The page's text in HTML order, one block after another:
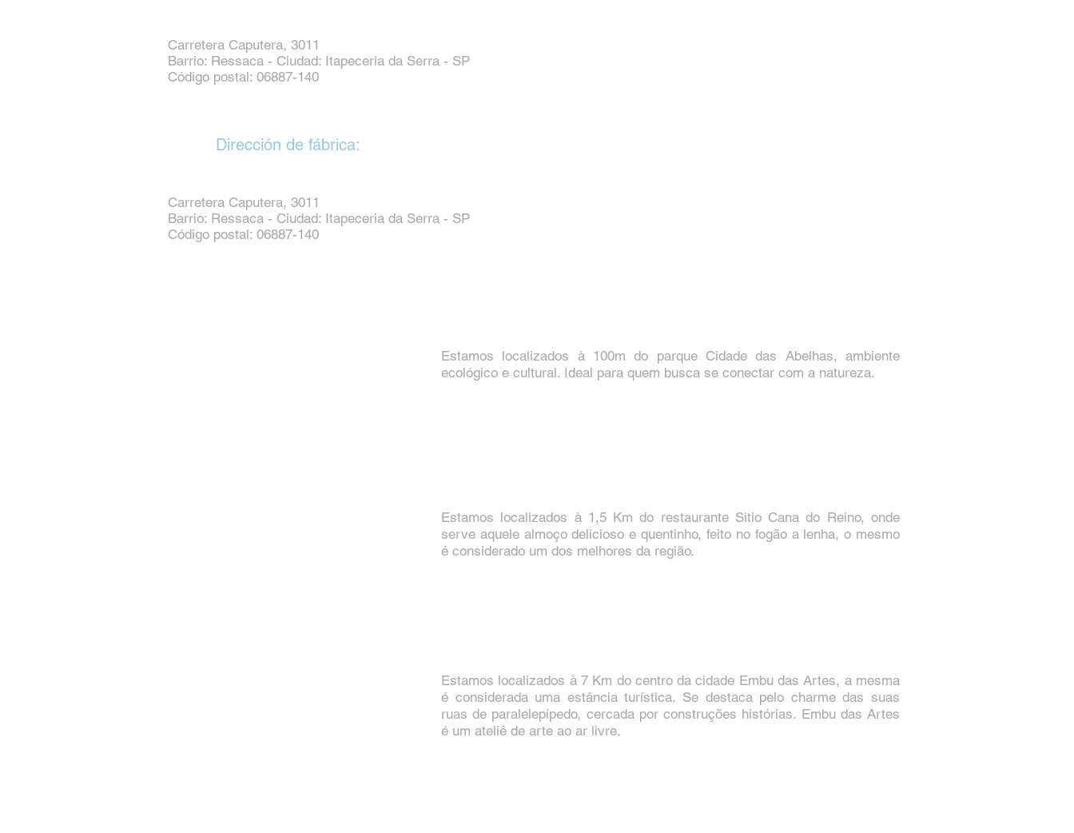
Carretera Caputera, 3011
Barrio: Ressaca - Ciudad: Itapeceria da Serra - SP
Código postal: 06887-140
Dirección de fábrica:
Carretera Caputera, 3011
Barrio: Ressaca - Ciudad: Itapeceria da Serra - SP
Código postal: 06887-140
Estamos localizados à 100m do parque Cidade das Abelhas, ambiente
ecológico e cultural. Ideal para quem busca se conectar com a natureza.
Estamos localizados à 1,5 Km do restaurante Sitio Cana do Reino, onde
serve aquele almoço delicioso e quentinho, feito no fogão a lenha, o mesmo
é considerado um dos melhores da região.
Estamos localizados à 7 Km do centro da cidade Embu das Artes, a mesma
é considerada uma estância turística. Se destaca pelo charme das suas
ruas de paralelepípedo, cercada por construções histórias. Embu das Artes
é um ateliê de arte ao ar livre.